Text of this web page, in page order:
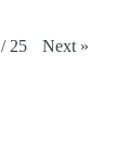
/ 25 Next »